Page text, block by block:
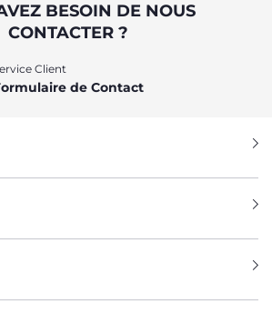
BESOIN DE NOUS
CONTACTER ?
Client
de Contact